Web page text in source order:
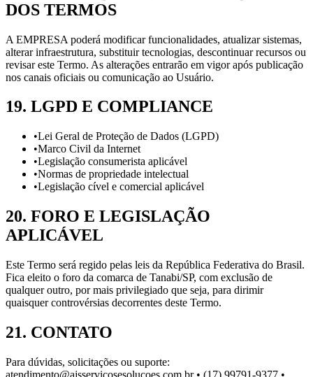
DOS TERMOS
A EMPRESA poderá modificar funcionalidades, atualizar sistemas,
alterar infraestrutura, substituir tecnologias, descontinuar recursos ou
revisar este Termo. As alterações entrarão em vigor após publicação
nos canais oficiais ou comunicação ao Usuário.
19. LGPD E COMPLIANCE
•Lei Geral de Proteção de Dados (LGPD)
•Marco Civil da Internet
•Legislação consumerista aplicável
•Normas de propriedade intelectual
•Legislação cível e comercial aplicável
20. FORO E LEGISLAÇÃO
APLICÁVEL
Este Termo será regido pelas leis da República Federativa do Brasil.
Fica eleito o foro da comarca de Tanabi/SP, com exclusão de
qualquer outro, por mais privilegiado que seja, para dirimir
quaisquer controvérsias decorrentes deste Termo.
21. CONTATO
Para dúvidas, solicitações ou suporte:
atendimento@ajsservicosesolucoes.com.br • (17) 99791-9377 •